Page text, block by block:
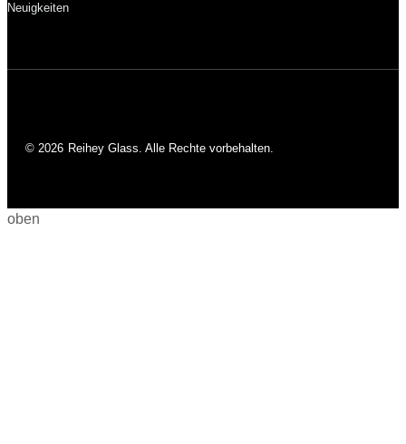
Neuigkeiten
© 2026 Reihey Glass. Alle Rechte vorbehalten.
oben